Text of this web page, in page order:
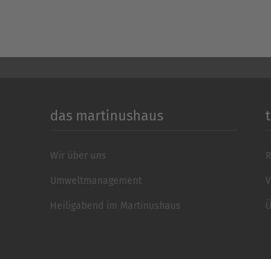
das martinushaus
Wir über uns
Umweltmanagement
Heiligabend im Martinushaus